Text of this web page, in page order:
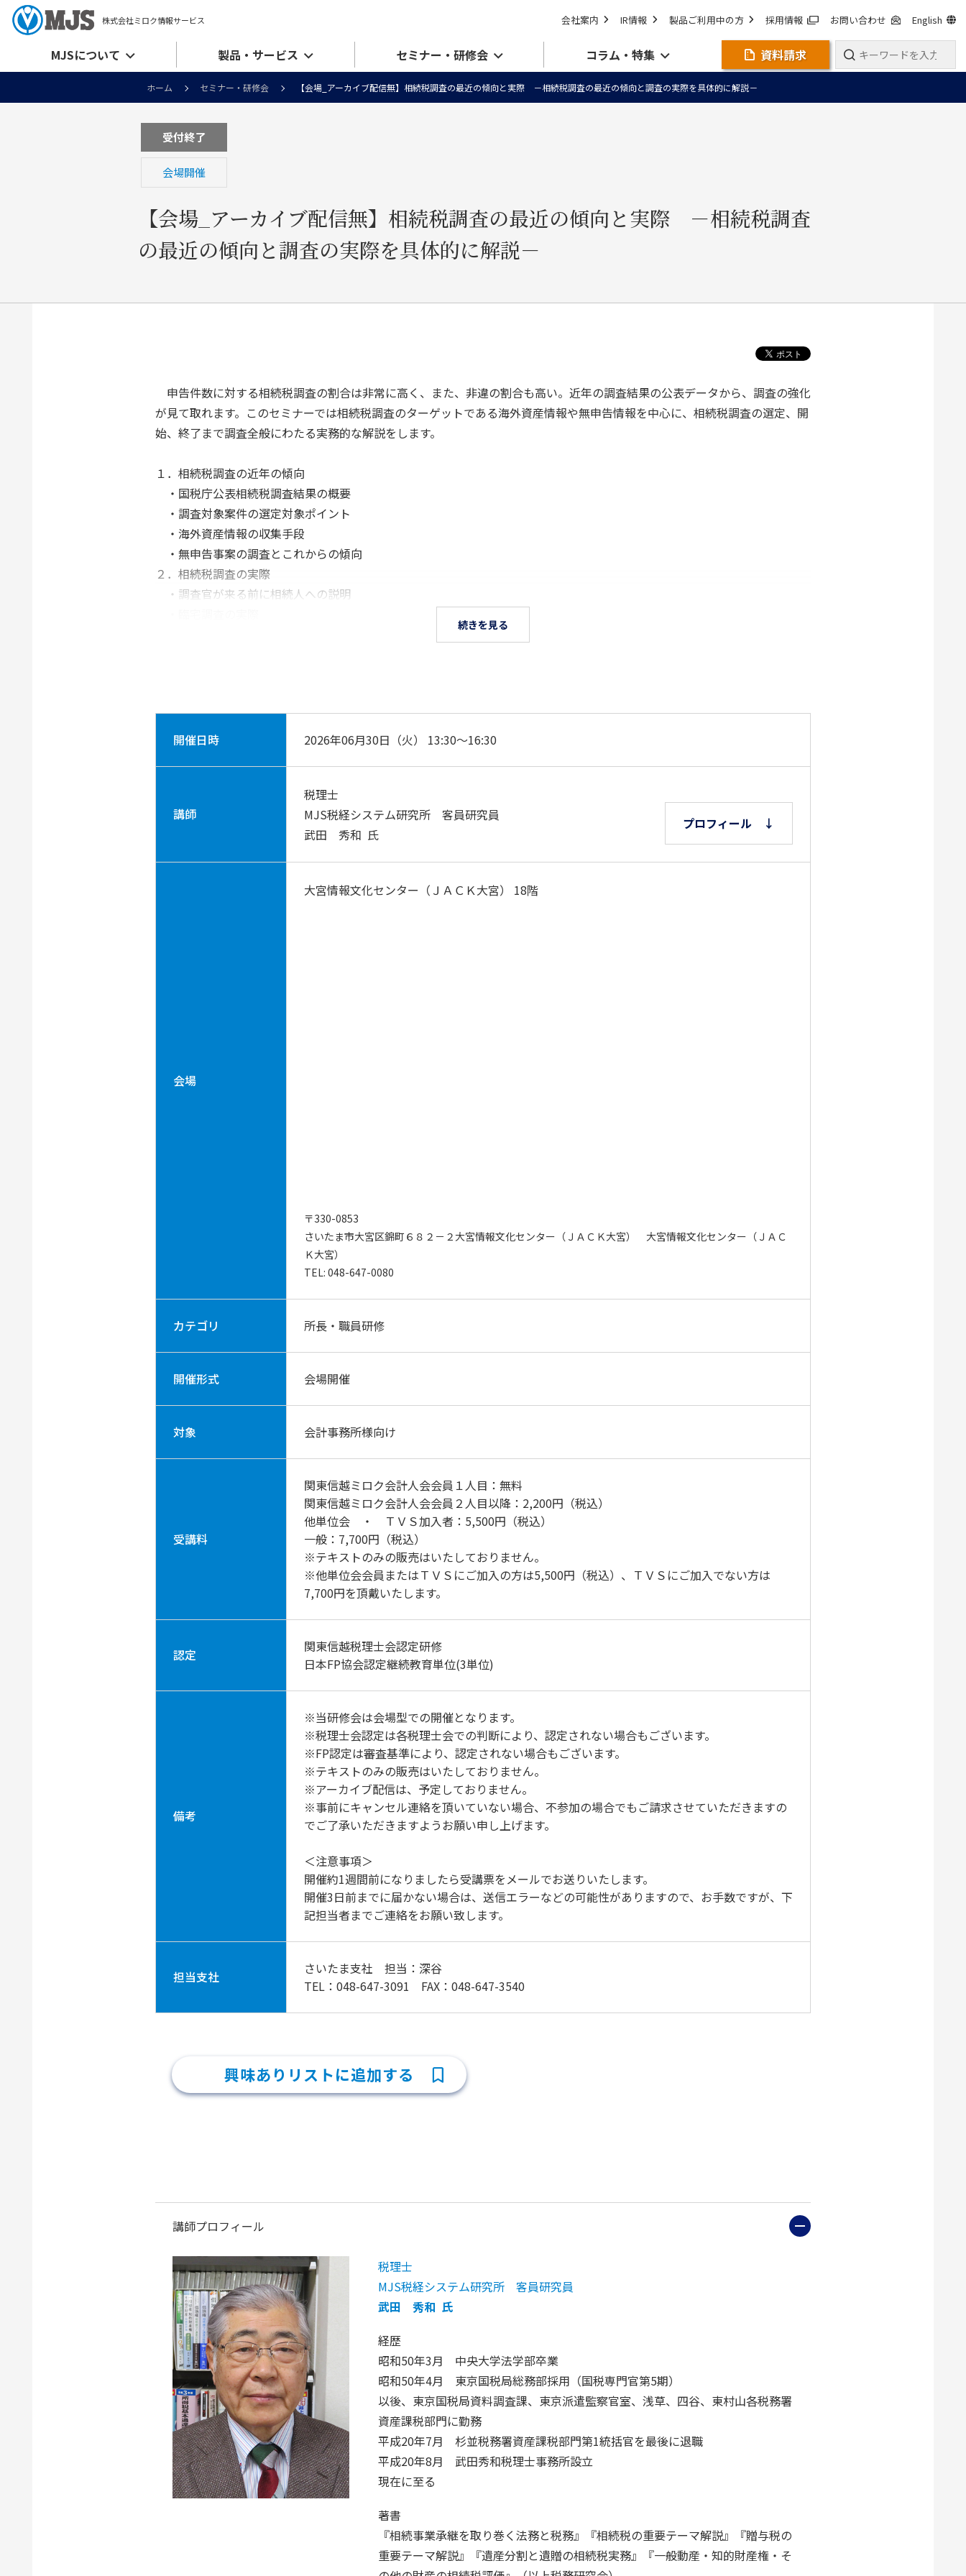
株式会社ミロク情報サービス 会社案内 IR情報 製品ご利用中の方 採用情報 お問い合わせ English
MJSについて 製品・サービス セミナー・研修会 コラム・特集 資料請求
ホーム セミナー・研修会 【会場_アーカイブ配信無】相続税調査の最近の傾向と実際 －相続税調査の最近の傾向と調査の実際を具体的に解説－
受付終了
会場開催
【会場_アーカイブ配信無】相続税調査の最近の傾向と実際 －相続税調査
の最近の傾向と調査の実際を具体的に解説－
申告件数に対する相続税調査の割合は非常に高く、また、非違の割合も高い。近年の調査結果の公表データから、調査の強化
が見て取れます。このセミナーでは相続税調査のターゲットである海外資産情報や無申告情報を中心に、相続税調査の選定、開
始、終了まで調査全般にわたる実務的な解説をします。
１．相続税調査の近年の傾向
・国税庁公表相続税調査結果の概要
・調査対象案件の選定対象ポイント
・海外資産情報の収集手段
・無申告事案の調査とこれからの傾向
２．相続税調査の実際
・調査官が来る前に相続人への説明
続きを見る
開催日時 2026年06月30日（火） 13:30～16:30
講師
税理士
MJS税経システム研究所 客員研究員
武田 秀和 氏
プロフィール ↓
会場
大宮情報文化センター（ＪＡＣＫ大宮） 18階
〒330-0853
さいたま市大宮区錦町６８２－２大宮情報文化センター（ＪＡＣＫ大宮） 大宮情報文化センター（ＪＡＣ
Ｋ大宮）
TEL: 048-647-0080
カテゴリ 所長・職員研修
開催形式 会場開催
対象 会計事務所様向け
受講料
関東信越ミロク会計人会会員１人目：無料
関東信越ミロク会計人会会員２人目以降：2,200円（税込）
他単位会 ・ ＴＶＳ加入者：5,500円（税込）
一般：7,700円（税込）
※テキストのみの販売はいたしておりません。
※他単位会会員またはＴＶＳにご加入の方は5,500円（税込）、ＴＶＳにご加入でない方は
7,700円を頂戴いたします。
認定
関東信越税理士会認定研修
日本FP協会認定継続教育単位(3単位)
備考
※当研修会は会場型での開催となります。
※税理士会認定は各税理士会での判断により、認定されない場合もございます。
※FP認定は審査基準により、認定されない場合もございます。
※テキストのみの販売はいたしておりません。
※アーカイブ配信は、予定しておりません。
※事前にキャンセル連絡を頂いていない場合、不参加の場合でもご請求させていただきますの
でご了承いただきますようお願い申し上げます。
＜注意事項＞
開催約1週間前になりましたら受講票をメールでお送りいたします。
開催3日前までに届かない場合は、送信エラーなどの可能性がありますので、お手数ですが、下
記担当者までご連絡をお願い致します。
担当支社
さいたま支社 担当：深谷
TEL：048-647-3091 FAX：048-647-3540
興味ありリストに追加する
講師プロフィール
税理士
MJS税経システム研究所 客員研究員
武田 秀和 氏
経歴
昭和50年3月 中央大学法学部卒業
昭和50年4月 東京国税局総務部採用（国税専門官第5期）
以後、東京国税局資料調査課、東京派遣監察官室、浅草、四谷、東村山各税務署
資産課税部門に勤務
平成20年7月 杉並税務署資産課税部門第1統括官を最後に退職
平成20年8月 武田秀和税理士事務所設立
現在に至る
著書
『相続事業承継を取り巻く法務と税務』『相続税の重要テーマ解説』『贈与税の
重要テーマ解説』『遺産分割と遺贈の相続税実務』『一般動産・知的財産権・そ